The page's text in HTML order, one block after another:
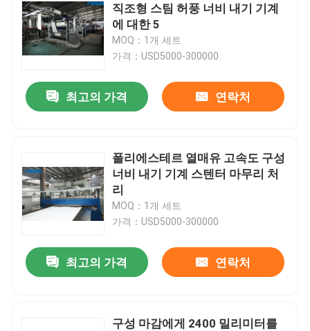
직조형 스팀 허풍 너비 내기 기계
에 대한 5
MOQ：1개 세트
가격：USD5000-300000
최고의 가격 연락처
폴리에스테르 열매유 고속도 구성
너비 내기 기계 스텐터 마무리 처
리
MOQ：1개 세트
가격：USD5000-300000
최고의 가격 연락처
구성 마감에게 2400 밀리미터를